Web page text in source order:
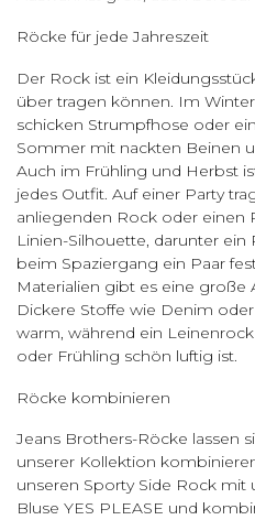
Röcke für jede Jahreszeit
Der Rock ist ein
über tragen können. Im
schicken Strumpfhose oder
Sommer mit nackten Beinen
Auch im Frühling und Herbst
jedes Outfit. Auf einer Party
anliegenden Rock oder einen
Linien-Silhouette, darunter ein
beim Spaziergang ein Paar
Materialien gibt es eine große
Dickere Stoffe wie Denim
warm, während ein
oder Frühling schön luftig ist.
Röcke kombinieren
Jeans Brothers-Röcke lassen
unserer Kollektion
unseren Sporty Side Rock
Bluse YES PLEASE und